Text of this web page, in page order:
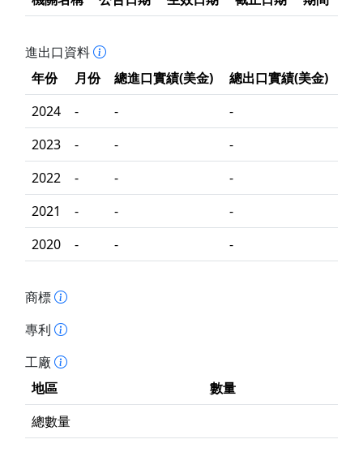
進出口資料
年份
月份 總進口實績(美金)
總出口實績(美金)
2024
- -
-
2023
- -
-
2022
- -
-
2021
- -
-
2020
- - -
商標
專利
工廠
地區
數量
總數量